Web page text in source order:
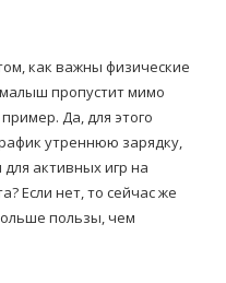
как важны физические
пропустит мимо
Да, для этого
утреннюю зарядку,
активных игр на
Если нет, то сейчас же
пользы, чем
рецепт
супа доктора